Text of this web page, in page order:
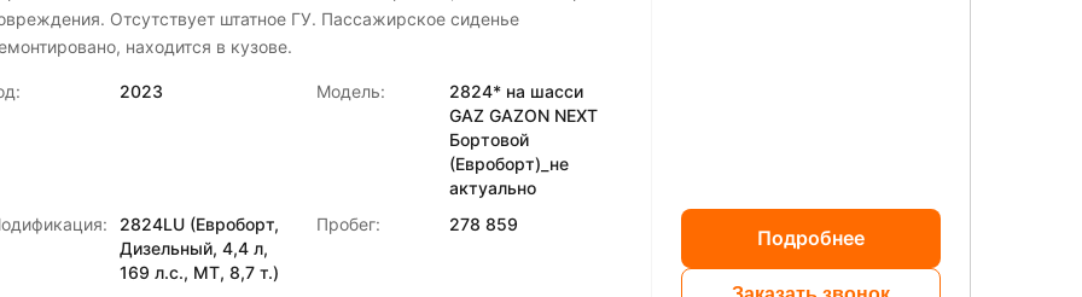
Отсутствует штатное ГУ. Пассажирское сиденье
находится в кузове.
2023 Модель:
2824* на шасси
GAZ GAZON NEXT
Бортовой
(Евроборт)_не
актуально
2824LU (Евроборт,
Дизельный, 4,4 л,
169 л.с., МТ, 8,7 т.)
Пробег: 278 859
Подробнее